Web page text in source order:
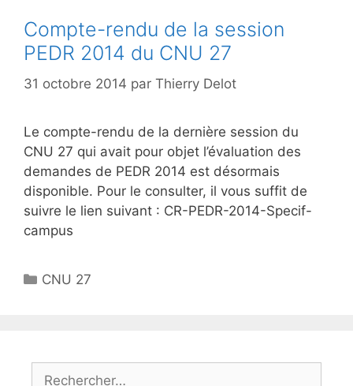
Compte-rendu de la session
PEDR 2014 du CNU 27
31 octobre 2014 par Thierry Delot
Le compte-rendu de la dernière session du
CNU 27 qui avait pour objet l’évaluation des
demandes de PEDR 2014 est désormais
disponible. Pour le consulter, il vous suffit de
suivre le lien suivant : CR-PEDR-2014-Specif-
campus
Catégories
CNU 27